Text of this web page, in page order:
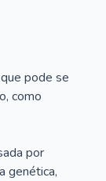
pode se
como
por
genética,